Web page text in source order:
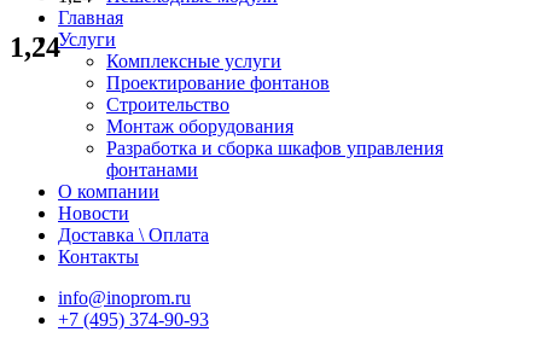
Главная
Услуги
Комплексные услуги
Проектирование фонтанов
Строительство
Монтаж оборудования
Разработка и сборка шкафов управления
фонтанами
О компании
Новости
Доставка \ Оплата
Контакты
info@inoprom.ru
+7 (495) 374-90-93
1,24